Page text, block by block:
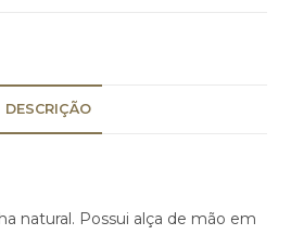
DESCRIÇÃO
natural. Possui alça de mão em